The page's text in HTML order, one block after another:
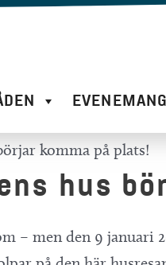
EVENEMANG
komma på plats!
hus
– men den 9 januari